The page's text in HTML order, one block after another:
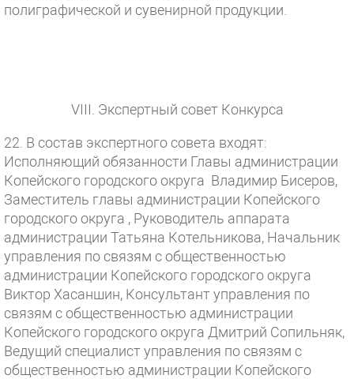
полиграфической и сувенирной продукции.
VIII. Экспертный совет Конкурса
22. В состав экспертного совета входят:
Исполняющий обязанности Главы администрации
Копейского городского округа Владимир Бисеров,
Заместитель главы администрации Копейского
городского округа , Руководитель аппарата
администрации Татьяна Котельникова, Начальник
управления по связям с общественностью
администрации Копейского городского округа
Виктор Хасаншин, Консультант управления по
связям с общественностью администрации
Копейского городского округа Дмитрий Сопильняк,
Ведущий специалист управления по связям с
общественностью администрации Копейского